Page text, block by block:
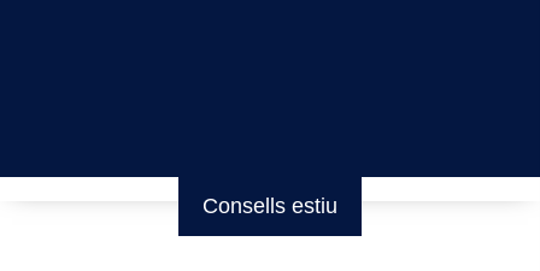
Consells estiu